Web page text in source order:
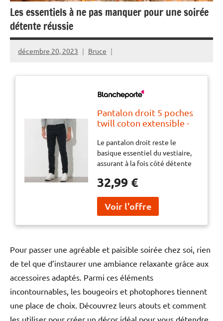
Les essentiels à ne pas manquer pour une soirée
détente réussie
décembre 20, 2023 Bruce
Pantalon droit 5 poches
twill coton extensible -
pantalon droit reste le
basique essentiel du
vestiaire, assurant à la
un polo, et côté style
avec une chemise. Conçu
dans une matière
extensible... pour un
confort tant
Le pantalon droit reste le
basique essentiel du vestiaire,
assurant à la fois côté détente
une chemise. Conçu dans une
confort tant apprécié !
32,99 €
Pour passer une agréable et paisible soirée chez soi, rien
de tel que d’instaurer une ambiance relaxante grâce aux
accessoires adaptés. Parmi ces éléments
incontournables, les bougeoirs et photophores tiennent
une place de choix. Découvrez leurs atouts et comment